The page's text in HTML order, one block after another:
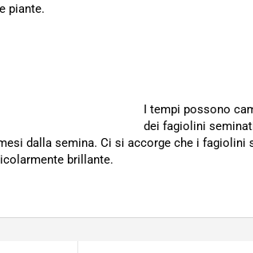
piante.
I tempi possono
dei fagiolini
dalla semina. Ci si accorge che i fagiolini
brillante.